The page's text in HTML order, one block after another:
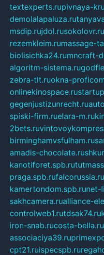
textexperts.rupivnaya-
demolalapaluza.ru
msdip.rujdol.rusokolovr.ru
rezemkleim.rumassage-
biolisichka24.rumncraft-
algoritm-sistema.ru
zebra-tlt.ruokna-
onlinekinospace.ru
gegenjustizunrecht.ru
spiski-firm.ruelara-m.ru
2bets.ru
birminghamvsfulham.ru
amadis-chocolate.ru
kanotiforet.spb.ru
praga.spb.rufalcorussia.ru
kamertondom.spb.runet-
sakhcamera.rualliance-
controlweb1.rutdsak74.ru
iron-snab.rucosta-bella.ru
associaciya39.ru
cpt21.ruispecspb.ru